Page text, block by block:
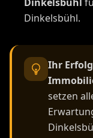
Dinkelsbühl.
Ihr
setzen